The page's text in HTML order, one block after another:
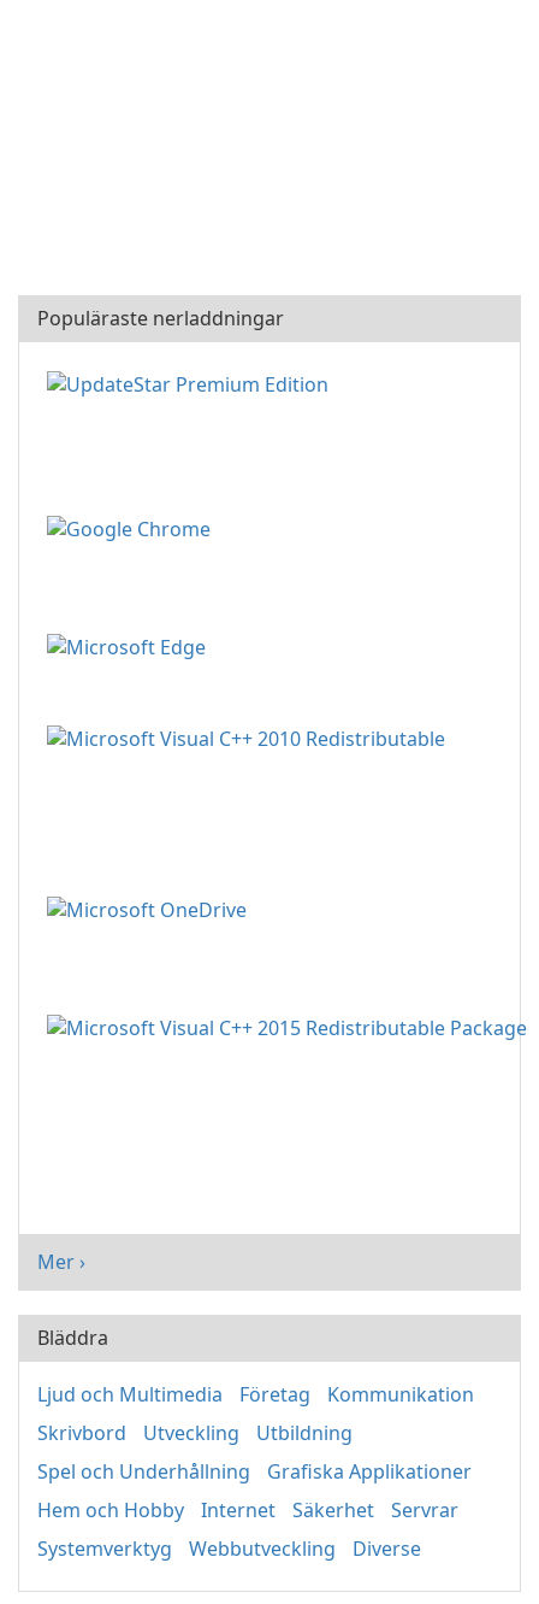
Populäraste nerladdningar
Mer ›
Bläddra
Ljud och Multimedia Företag
Kommunikation
Skrivbord
Utveckling
Utbildning
Spel och Underhållning
Grafiska Applikationer
Hem och Hobby
Internet Säkerhet
Servrar
Systemverktyg
Webbutveckling Diverse